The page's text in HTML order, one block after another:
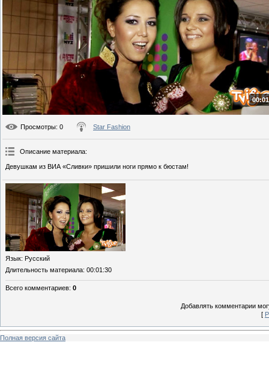
Просмотры: 0 Star Fashion
Описание материала:
Девушкам из ВИА «Сливки» пришили ноги прямо к бюстам!
Язык: Русский
Длительность материала: 00:01:30
Всего комментариев: 0
Добавлять комментарии
[
Полная версия сайта